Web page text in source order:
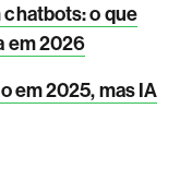
chatbots: o que
em 2026
em 2025, mas IA